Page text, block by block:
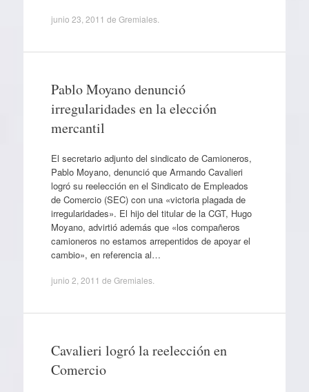
junio 23, 2011 de Gremiales.
Pablo Moyano denunció
irregularidades en la elección
mercantil
El secretario adjunto del sindicato de Camioneros,
Pablo Moyano, denunció que Armando Cavalieri
logró su reelección en el Sindicato de Empleados
de Comercio (SEC) con una «victoria plagada de
irregularidades». El hijo del titular de la CGT, Hugo
Moyano, advirtió además que «los compañeros
camioneros no estamos arrepentidos de apoyar el
cambio», en referencia al…
junio 2, 2011 de Gremiales.
Cavalieri logró la reelección en
Comercio